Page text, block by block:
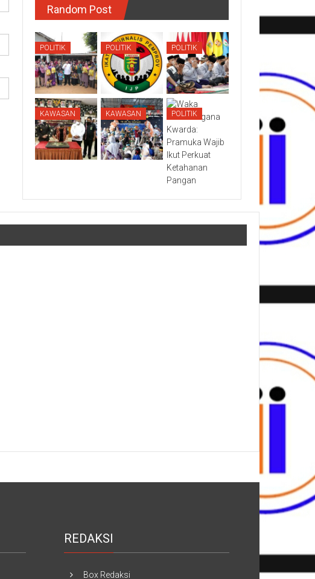
Random Post
POLITIK POLITIK POLITIK
KAWASAN KAWASAN POLITIK
REDAKSI
Box Redaksi